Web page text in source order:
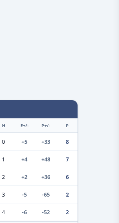
H E+/- P+/- P
0 +5 +33 8
1 +4 +48 7
2 +2 +36 6
3 -5 -65 2
4 -6 -52 2